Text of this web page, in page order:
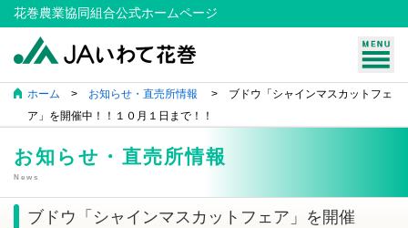
花巻農業協同組合公式ホームページ
ホーム > お知らせ・直売所情報
> ブドウ「シャインマスカットフェ
ア」を開催中！！１０月１日まで！！
お知らせ・直売所情報
News
ブドウ「シャインマスカットフェア」を開催